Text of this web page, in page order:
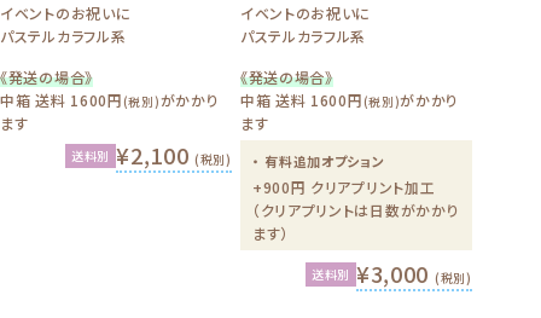
イベントのお祝いに
パステルカラフル系
《発送の場合》
中箱 送料 1600円 (税別)がかかり
ます
送料別 ¥2,100(税別)
イベントのお祝いに
パステルカラフル系
《発送の場合》
中箱 送料 1600円 (税別)がかかり
ます
・ 有料追加オプション
+900円 クリアプリント加工
（クリアプリントは日数がかかり
ます）
送料別 ¥3,000 (税別)